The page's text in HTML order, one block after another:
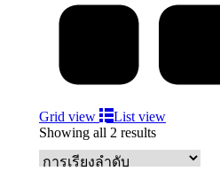
Grid view
List view
Showing all 2 results